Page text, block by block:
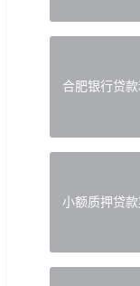
合肥银行贷
小额质押贷